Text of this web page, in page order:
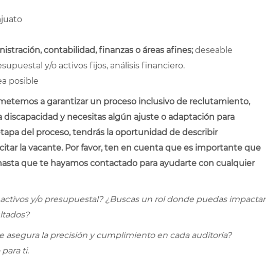
contabilidad, finanzas o áreas afines;deseable
y/o activos fijos, análisis financiero.
posible
a garantizar un proceso inclusivo de reclutamiento,
discapacidad y necesitas algún ajuste o adaptación para
del proceso, tendrás la oportunidad de describir
la vacante. Por favor, ten en cuenta que es importante que
que te hayamos contactado para ayudarte con cualquier
y/o presupuestal? ¿Buscas un rol donde puedas impactar
asegura la precisión y cumplimiento en cada auditoría?
ti.